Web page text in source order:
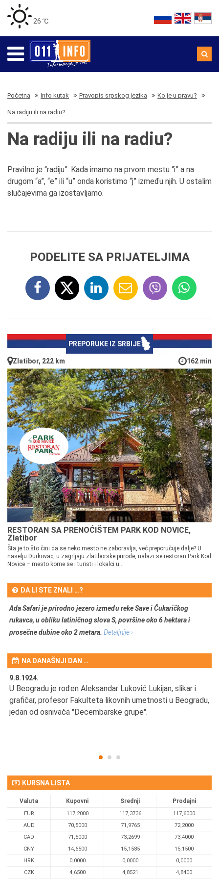
26 ℃
Početna Info kutak Pravopis srpskog jezika Ko je u pravu?
Na radiju ili na radiu?
Na radiju ili na radiu?
Pravilno je “radiju”. Kada imamo na prvom mestu “i” a na
drugom “a”, “e” ili “u” onda koristimo “j” između njih. U ostalim
slučajevima ga izostavljamo.
PODELITE SA PRIJATELJIMA
PREPORUKE IZ SRBIJE
Zlatibor, 222 km 162 min
RESTORAN SA PRENOĆIŠTEM PARK KOD NOVICE,
Zlatibor
Šta je to što čini da se neko mesto ne zaboravlja, već preporučuje dalje? U
naselju Đurkovac, u zagrljaju zlatiborske prirode, nalazi se restoran Park Kod
Novice – mesto kome se i turisti i lokalci u...
DA LI STE ZNALI …?
Ada Safari je prirodno jezero između reke Save i Čukaričkog
rukavca, u obliku latiničnog slova S, površine oko 6 hektara i
prosečne dubine oko 2 metara. Detaljnije ›
NA DANAŠNJI DAN …
9.8.1924.
U Beogradu je rođen Aleksandar Luković Lukijan, slikar i
grafičar, profesor Fakulteta likovnih umetnosti u Beogradu,
jedan od osnivača "Decembarske grupe".
KURSNA LISTA
Valuta Kupovni Srednji Prodajni
EUR 117,2000 117,3736
117,6000
AUD
70,5000 71,9765
72,2000
CAD
71,5000 73,2699
73,4000
CNY
14,6500 15,1585
15,1500
HRK
0,0000 0,0000
0,0000
CZK
4,6500 4,8521 4,8400